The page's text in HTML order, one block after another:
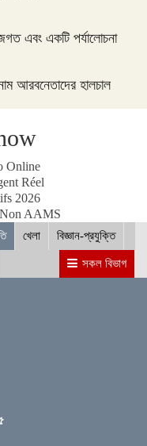
জন্য তিন দিন খোলা
রোববার রাতে - বাণিজ্য
ঘুষ ও দুর্নীতি - মার্কিন
আবার কমলো ডিজেল ও
এবং একটি পর্যালোচনা
আরবনেতাদের হালচাল
Online
Réel
2026
AAMS
খেলা বিজ্ঞান-প্রযুক্তি
সকল বিভাগ